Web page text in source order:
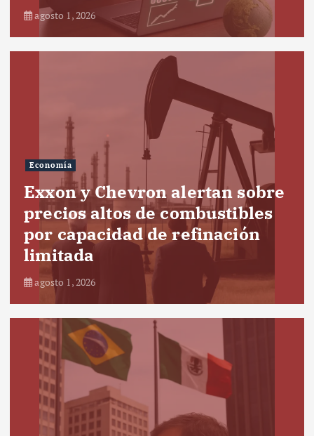
agosto 1, 2026
Economía
Exxon y Chevron alertan sobre
precios altos de combustibles
por capacidad de refinación
limitada
agosto 1, 2026